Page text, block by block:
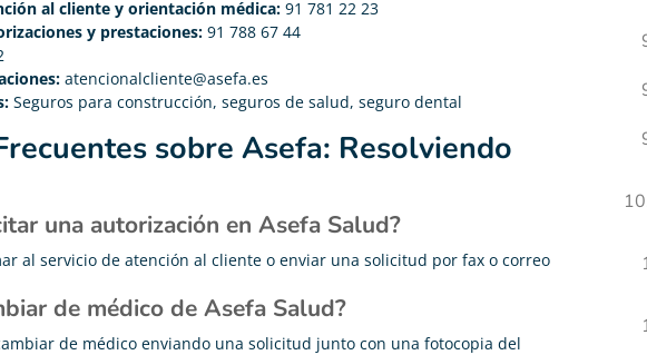
al cliente y orientación médica: 91 781 22 23
y prestaciones: 91 788 67 44
atencionalcliente@asefa.es
Seguros para construcción, seguros de salud, seguro dental
sobre Asefa: Resolviendo
una autorización en Asefa Salud?
al servicio de atención al cliente o enviar una solicitud por fax o correo
de médico de Asefa Salud?
de médico enviando una solicitud junto con una fotocopia del